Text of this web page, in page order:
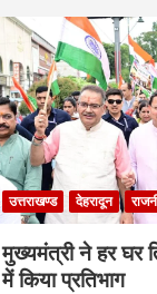
उत्तराखण्ड देहरादून
मुख्यमंत्री ने हर घर
में किया प्रतिभाग